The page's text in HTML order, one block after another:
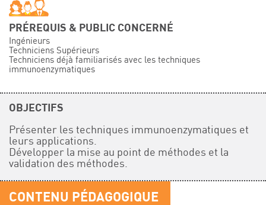
PRÉREQUIS & PUBLIC CONCERNÉ
Ingénieurs
Techniciens Supérieurs
Techniciens déjà familiarisés avec les techniques
immunoenzymatiques
OBJECTIFS
Présenter les techniques immunoenzymatiques et
leurs applications.
Développer la mise au point de méthodes et la
validation des méthodes.
CONTENU PÉDAGOGIQUE